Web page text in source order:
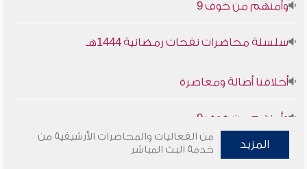
أخلاقنا أصالة ومعاصرة
وأمنهم من خوف 9
سلسلة محاضرات نفحات رمضانية 1444هـ
المزيد
من الفعاليات والمحاضرات الأرشيفية من
خدمة البث المباشر